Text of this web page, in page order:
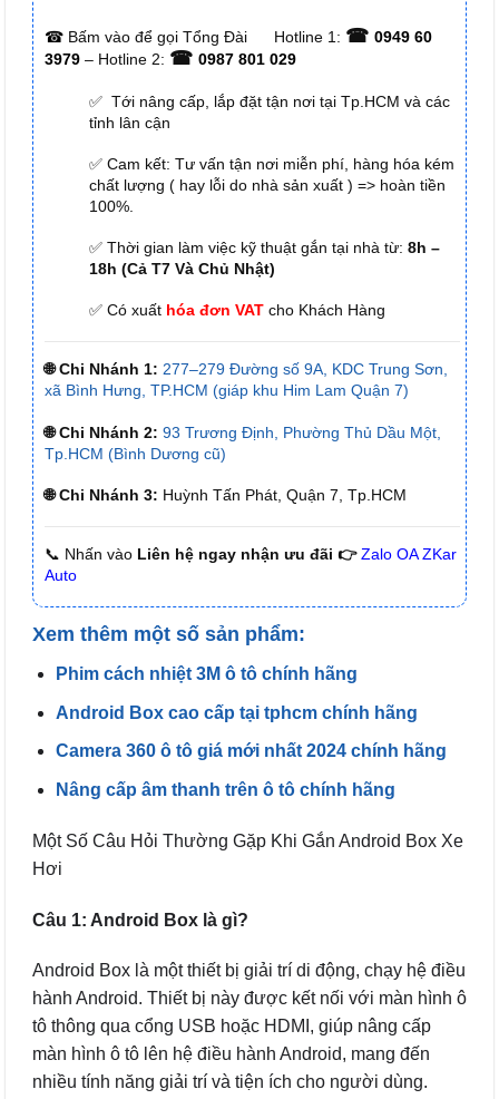
☎ Bấm vào để gọi Tổng Đài Hotline 1: ☎ 0949 60
3979 – Hotline 2: ☎ 0987 801 029
✅ Tới nâng cấp, lắp đặt tận nơi tại Tp.HCM và các
tỉnh lân cận
✅ Cam kết: Tư vấn tận nơi miễn phí, hàng hóa kém
chất lượng ( hay lỗi do nhà sản xuất ) => hoàn tiền
100%.
✅ Thời gian làm việc kỹ thuật gắn tại nhà từ: 8h –
18h (Cả T7 Và Chủ Nhật)
✅ Có xuất hóa đơn VAT cho Khách Hàng
🌐 Chi Nhánh 1: 277–279 Đường số 9A, KDC Trung Sơn,
xã Bình Hưng, TP.HCM (giáp khu Him Lam Quận 7)
🌐 Chi Nhánh 2: 93 Trương Định, Phường Thủ Dầu Một,
Tp.HCM (Bình Dương cũ)
🌐 Chi Nhánh 3: Huỳnh Tấn Phát, Quận 7, Tp.HCM
📞 Nhấn vào Liên hệ ngay nhận ưu đãi 👉 Zalo OA ZKar
Auto
Xem thêm một số sản phẩm:
Phim cách nhiệt 3M ô tô chính hãng
Android Box cao cấp tại tphcm chính hãng
Camera 360 ô tô giá mới nhất 2024 chính hãng
Nâng cấp âm thanh trên ô tô chính hãng
Một Số Câu Hỏi Thường Gặp Khi Gắn Android Box Xe
Hơi
Câu 1: Android Box là gì?
Android Box là một thiết bị giải trí di động, chạy hệ điều
hành Android. Thiết bị này được kết nối với màn hình ô
tô thông qua cổng USB hoặc HDMI, giúp nâng cấp
màn hình ô tô lên hệ điều hành Android, mang đến
nhiều tính năng giải trí và tiện ích cho người dùng.